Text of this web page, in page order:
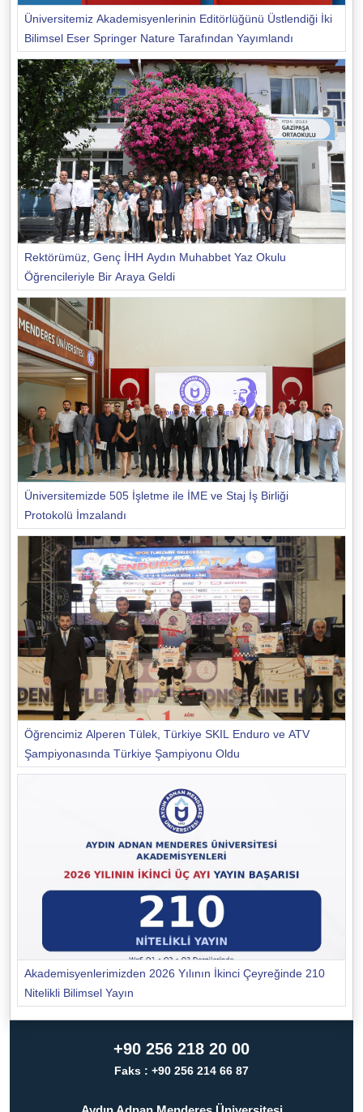
Üniversitemiz Akademisyenlerinin Editörlüğünü Üstlendiği İki
Bilimsel Eser Springer Nature Tarafından Yayımlandı
Rektörümüz, Genç İHH Aydın Muhabbet Yaz Okulu
Öğrencileriyle Bir Araya Geldi
Üniversitemizde 505 İşletme ile İME ve Staj İş Birliği
Protokolü İmzalandı
Öğrencimiz Alperen Tülek, Türkiye SKIL Enduro ve ATV
Şampiyonasında Türkiye Şampiyonu Oldu
Akademisyenlerimizden 2026 Yılının İkinci Çeyreğinde 210
Nitelikli Bilimsel Yayın
+90 256 218 20 00
Faks : +90 256 214 66 87